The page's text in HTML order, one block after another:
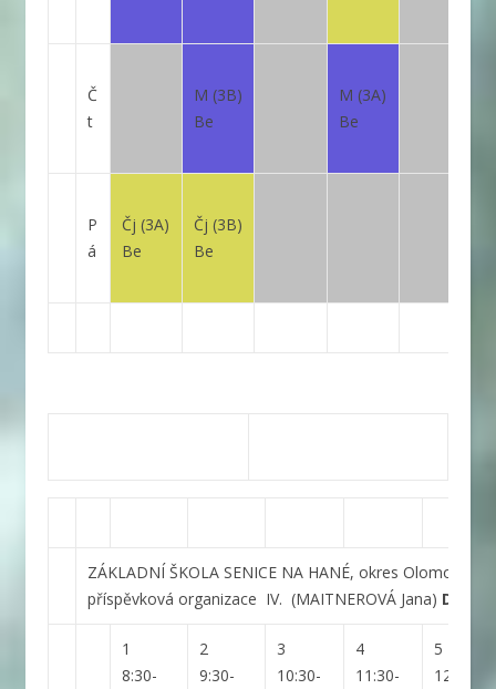
Č
t
M (3B)
Be
M (3A)
Be
P
á
Čj (3A)
Be
Čj (3B)
Be
ZÁKLADNÍ ŠKOLA SENICE NA HANÉ, okres Olomouc,
příspěvková organizace IV. (MAITNEROVÁ Jana)
1
8:30-
2
9:30-
3
10:30-
4
11:30-
5
12:30-